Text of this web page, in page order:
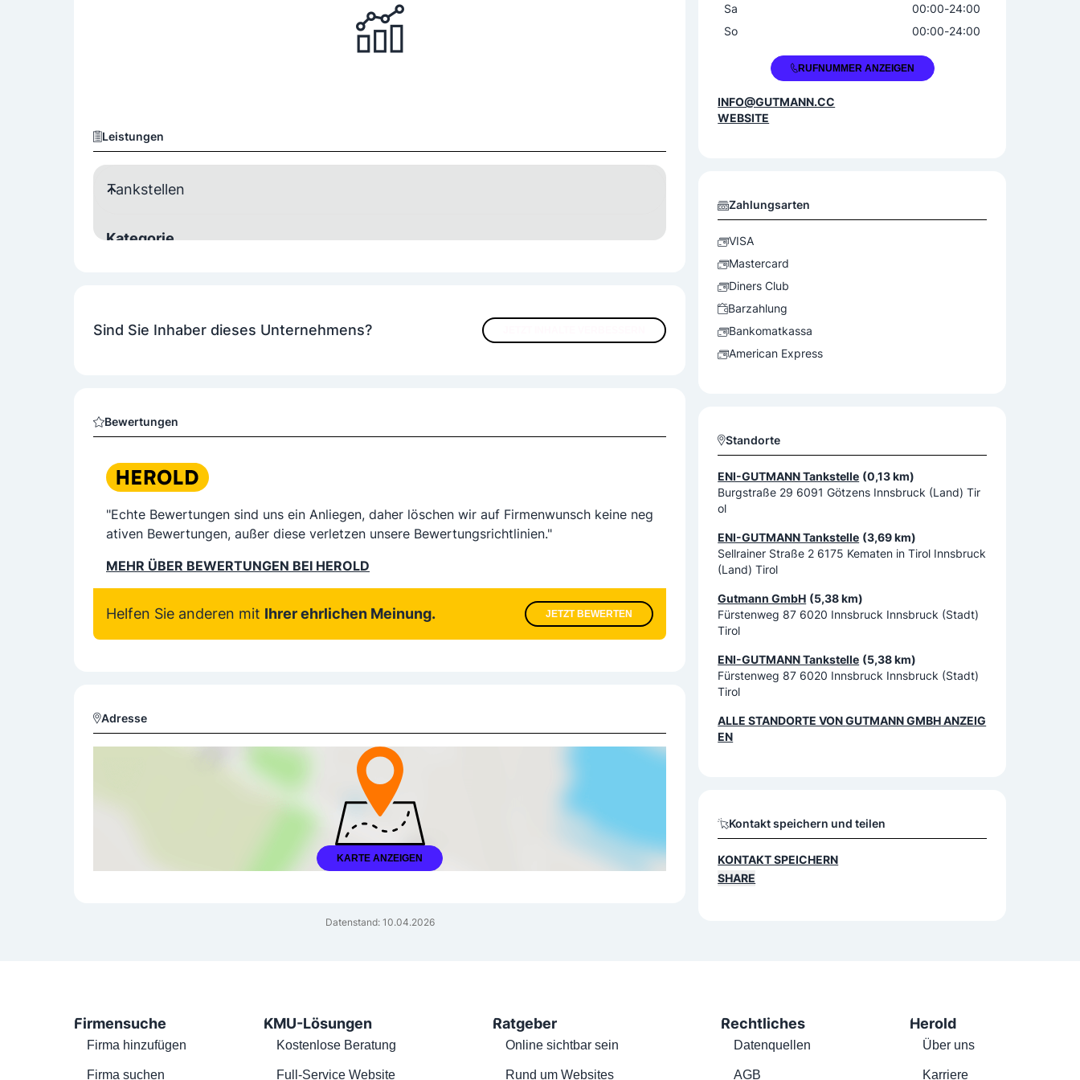
Leistungen
Tankstellen
Kategorie
SB-Wash/Waschplatz
Tank-/Kundenkarte
Sind Sie Inhaber dieses Unternehmens?
Bewertungen
"Echte Bewertungen sind uns ein Anliegen, daher löschen wir auf Firmenwunsch keine neg
ativen Bewertungen, außer diese verletzen unsere Bewertungsrichtlinien."
MEHR ÜBER BEWERTUNGEN BEI HEROLD
Helfen Sie anderen mit Ihrer ehrlichen Meinung. JETZT BEWERTEN
Adresse
KARTE ANZEIGEN
Datenstand: 10.04.2026
Sa
00:00-24:00
So
00:00-24:00
+43 50 227 7300RUFNUMMER ANZEIGEN
INFO@GUTMANN.CC
WEBSITE
Zahlungsarten
VISA
Mastercard
Diners Club
Barzahlung
Bankomatkassa
American Express
Standorte
ENI-GUTMANN Tankstelle (0,13 km)
Burgstraße 29 6091 Götzens Innsbruck (Land) Tir
ol
ENI-GUTMANN Tankstelle (3,69 km)
Sellrainer Straße 2 6175 Kematen in Tirol Innsbruck
(Land) Tirol
Gutmann GmbH (5,38 km)
Fürstenweg 87 6020 Innsbruck Innsbruck (Stadt)
Tirol
ENI-GUTMANN Tankstelle (5,38 km)
Fürstenweg 87 6020 Innsbruck Innsbruck (Stadt)
Tirol
ALLE STANDORTE VONGUTMANN GMBHANZEIG
EN
Kontakt speichern und teilen
KONTAKT SPEICHERN
SHARE
Firmensuche
Firma hinzufügen
Firma suchen
KMU-Lösungen
Kostenlose Beratung
Full-Service Website
Ratgeber
Online sichtbar sein
Rund um Websites
Rechtliches
Datenquellen
AGB
Herold
Über uns
Karriere